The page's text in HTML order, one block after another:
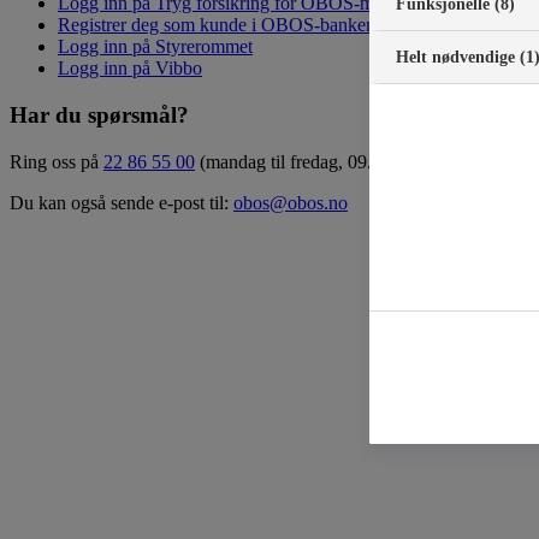
Registrer deg som kunde i OBOS-banken
Logg inn på Styrerommet
Logg inn på Vibbo
Har du spørsmål?
Ring oss på 22 86 55 00 (mandag til fredag, 09.00 – 15.00)
Du kan også sende e-post til: obos@obos.no
Funksjonelle (8)
Helt nødvendige (1)